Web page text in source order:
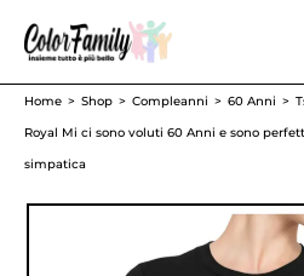
Home Shop Compleanni 60 Anni
Royal Mi ci sono voluti 60 Anni e sono
simpatica